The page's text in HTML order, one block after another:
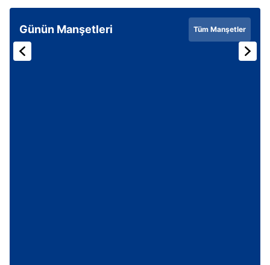
Günün Manşetleri Tüm Manşetler